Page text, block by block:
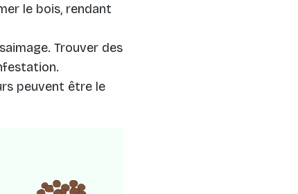
le bois, rendant
Trouver des
peuvent être le